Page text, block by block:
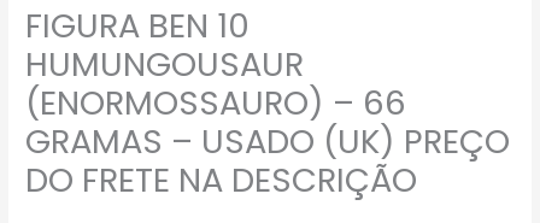
FIGURA BEN 10
HUMUNGOUSAUR
(ENORMOSSAURO) – 66
GRAMAS – USADO (UK) PREÇO
DO FRETE NA DESCRIÇÃO